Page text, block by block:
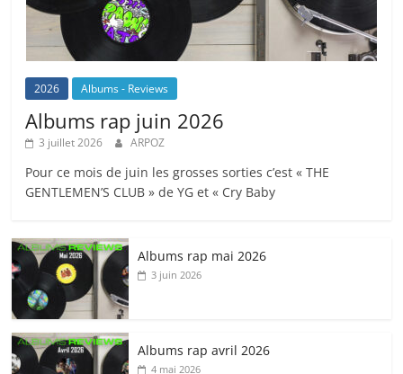
2026 Albums - Reviews
Albums rap juin 2026
3 juillet 2026 ARPOZ
Pour ce mois de juin les grosses sorties c’est « THE
GENTLEMEN’S CLUB » de YG et « Cry Baby
Albums rap mai 2026
3 juin 2026
Albums rap avril 2026
4 mai 2026